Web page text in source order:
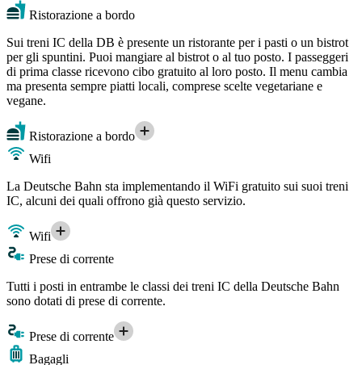
Ristorazione a bordo
Sui treni IC della DB è presente un ristorante per i pasti o un bistrot
per gli spuntini. Puoi mangiare al bistrot o al tuo posto. I passeggeri
di prima classe ricevono cibo gratuito al loro posto. Il menu cambia
ma presenta sempre piatti locali, comprese scelte vegetariane e
vegane.
Ristorazione a bordo
Wifi
La Deutsche Bahn sta implementando il WiFi gratuito sui suoi treni
IC, alcuni dei quali offrono già questo servizio.
Wifi
Prese di corrente
Tutti i posti in entrambe le classi dei treni IC della Deutsche Bahn
sono dotati di prese di corrente.
Prese di corrente
Bagagli